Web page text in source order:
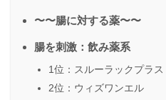
〜〜腸に対する薬〜〜
腸を刺激：飲み薬系
1位：スルーラックプラス
2位：ウィズワンエル